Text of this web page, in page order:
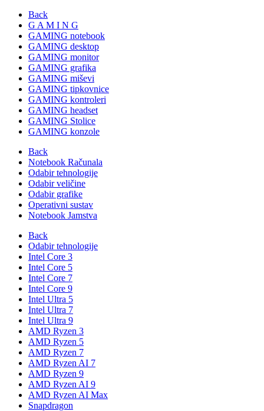
Back
G A M I N G
GAMING notebook
GAMING desktop
GAMING monitor
GAMING grafika
GAMING miševi
GAMING tipkovnice
GAMING kontroleri
GAMING headset
GAMING Stolice
GAMING konzole
Back
Notebook Računala
Odabir tehnologije
Odabir veličine
Odabir grafike
Operativni sustav
Notebook Jamstva
Back
Odabir tehnologije
Intel Core 3
Intel Core 5
Intel Core 7
Intel Core 9
Intel Ultra 5
Intel Ultra 7
Intel Ultra 9
AMD Ryzen 3
AMD Ryzen 5
AMD Ryzen 7
AMD Ryzen AI 7
AMD Ryzen 9
AMD Ryzen AI 9
AMD Ryzen AI Max
Snapdragon